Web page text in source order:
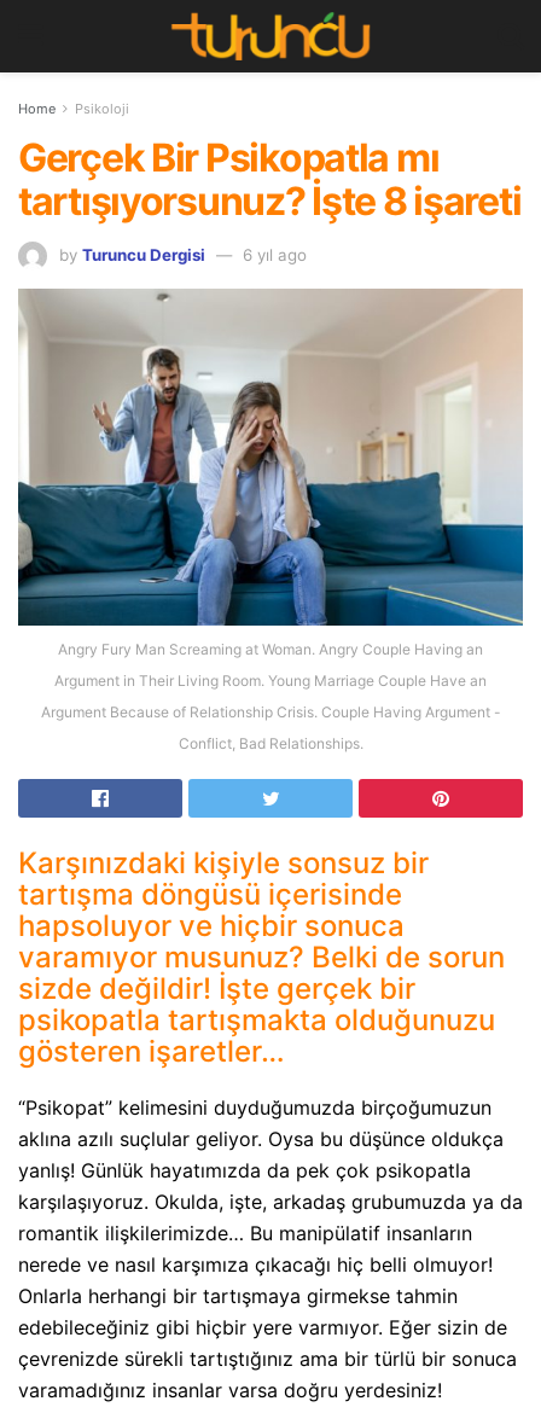
Home Psikoloji
Gerçek Bir Psikopatla mı
tartışıyorsunuz? İşte 8 işareti
by Turuncu Dergisi 6 yıl ago
Angry Fury Man Screaming at Woman. Angry Couple Having an
Argument in Their Living Room. Young Marriage Couple Have an
Argument Because of Relationship Crisis. Couple Having Argument -
Conflict, Bad Relationships.
Karşınızdaki kişiyle sonsuz bir
tartışma döngüsü içerisinde
hapsoluyor ve hiçbir sonuca
varamıyor musunuz? Belki de sorun
sizde değildir! İşte gerçek bir
psikopatla tartışmakta olduğunuzu
gösteren işaretler…
“Psikopat” kelimesini duyduğumuzda birçoğumuzun
aklına azılı suçlular geliyor. Oysa bu düşünce oldukça
yanlış! Günlük hayatımızda da pek çok psikopatla
karşılaşıyoruz. Okulda, işte, arkadaş grubumuzda ya da
romantik ilişkilerimizde… Bu manipülatif insanların
nerede ve nasıl karşımıza çıkacağı hiç belli olmuyor!
Onlarla herhangi bir tartışmaya girmekse tahmin
edebileceğiniz gibi hiçbir yere varmıyor. Eğer sizin de
çevrenizde sürekli tartıştığınız ama bir türlü bir sonuca
varamadığınız insanlar varsa doğru yerdesiniz!